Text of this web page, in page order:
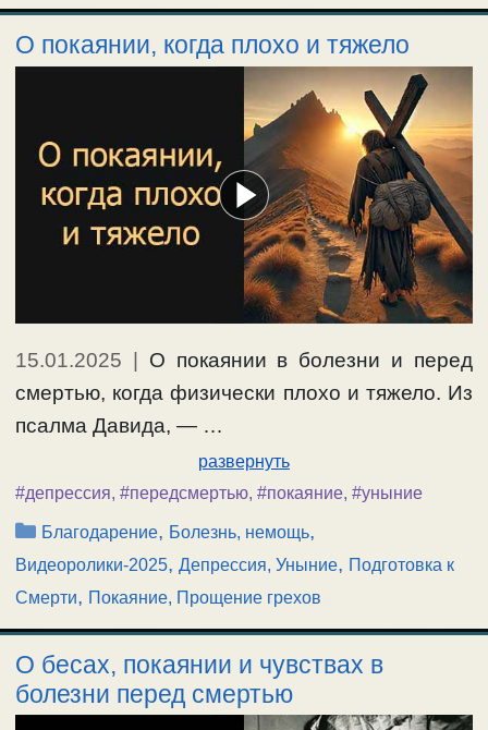
О покаянии, когда плохо и тяжело
15.01.2025 | О покаянии в болезни и перед
смертью, когда физически плохо и тяжело. Из
псалма Давида, — …
развернуть
#депрессия, #передсмертью, #покаяние, #уныние
Рубрики
Благодарение, Болезнь, немощь,
Видеоролики-2025, Депрессия, Уныние, Подготовка к
Смерти, Покаяние, Прощение грехов
О бесах, покаянии и чувствах в
болезни перед смертью